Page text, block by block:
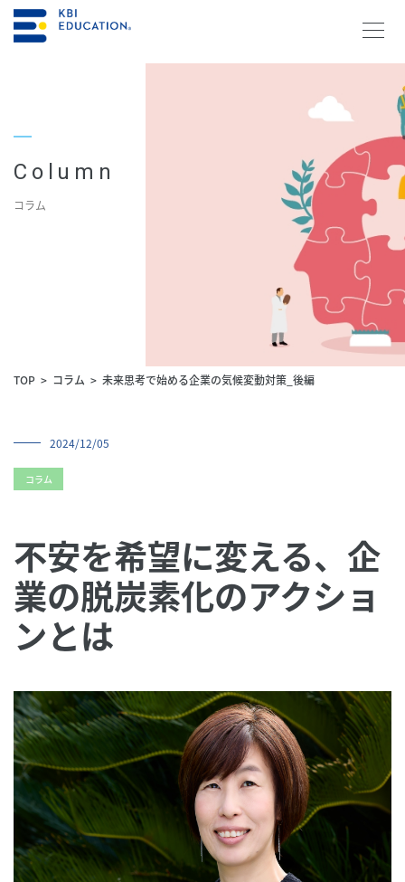
06-6631-2265
Column
コラム
TOP コラム 未来思考で始める企業の気候変動対策_後編
2024/12/05
コラム
不安を希望に変える、企
業の脱炭素化のアクショ
ンとは